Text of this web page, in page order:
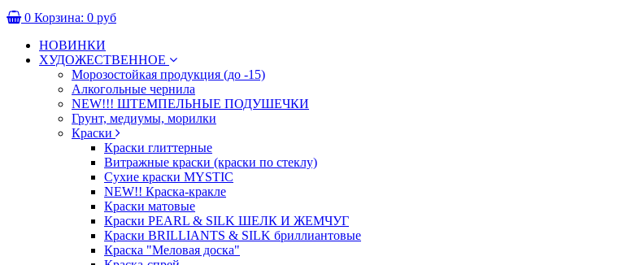
0 Корзина: 0 руб
НОВИНКИ
ХУДОЖЕСТВЕННОЕ
Морозостойкая продукция (до -15)
Алкогольные чернила
NEW!!! ШТЕМПЕЛЬНЫЕ ПОДУШЕЧКИ
Грунт, медиумы, морилки
Краски
Краски глиттерные
Витражные краски (краски по стеклу)
Сухие краски MYSTIC
NEW!! Краска-кракле
Краски матовые
Краски PEARL & SILK ШЕЛК И ЖЕМЧУГ
Краски BRILLIANTS & SILK бриллиантовые
Краска "Меловая доска"